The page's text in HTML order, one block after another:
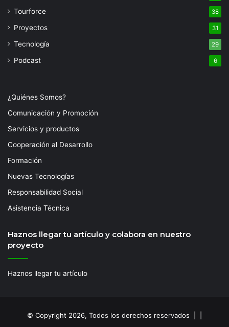
Tourforce 38
Proyectos 31
Tecnología 29
Podcast 6
¿Quiénes Somos?
Comunicación y Promoción
Servicios y productos
Cooperación al Desarrollo
Formación
Nuevas Tecnologías
Responsabilidad Social
Asistencia Técnica
Haznos llegar tu artículo y colabora en nuestro
proyecto
Haznos llegar tu artículo
© Copyright 2026, Todos los derechos reservados | |